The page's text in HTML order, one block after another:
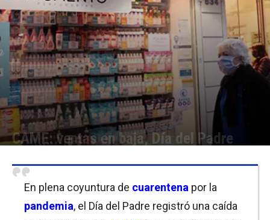
CAME: ventas en baja, Día del Padre
En plena coyuntura de cuarentena por la
pandemia, el Día del Padre registró una caída